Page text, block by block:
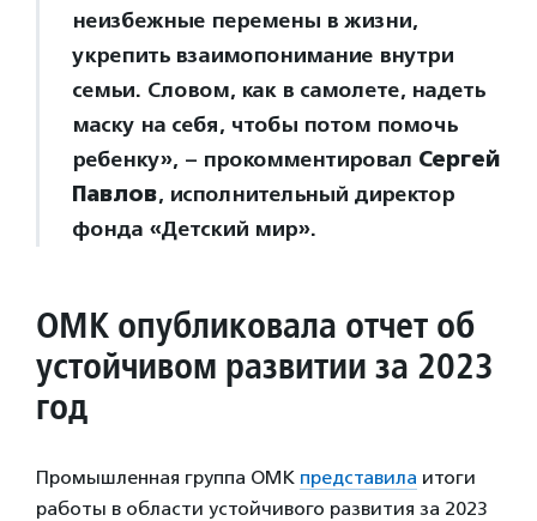
неизбежные перемены в жизни,
укрепить взаимопонимание внутри
семьи. Словом, как в самолете, надеть
маску на себя, чтобы потом помочь
ребенку», – прокомментировал Сергей
Павлов, исполнительный директор
фонда «Детский мир».
ОМК опубликовала отчет об
устойчивом развитии за 2023
год
Промышленная группа ОМК представила итоги
работы в области устойчивого развития за 2023